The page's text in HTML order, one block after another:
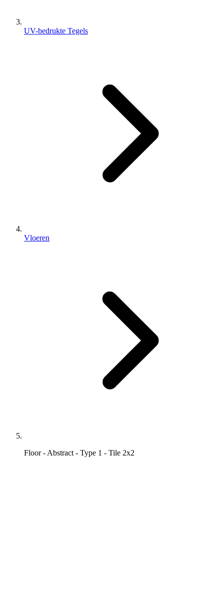
UV-bedrukte Tegels
Vloeren
Floor - Abstract - Type 1 - Tile 2x2